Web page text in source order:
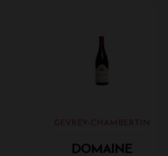
GEVREY-CHAMBERTIN
DOMAINE